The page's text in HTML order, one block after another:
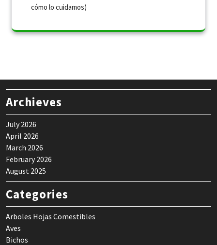
cómo lo cuidamos)
Archieves
July 2026
April 2026
March 2026
February 2026
August 2025
Categories
Arboles Hojas Comestibles
Aves
Bichos